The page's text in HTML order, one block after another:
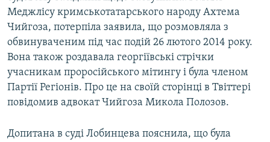
ВСЕ ЗА ДЕНЬ
СПЕЦПРОЕКТИ
ДЕПОРТАЦІЯ
ВІДЕОУРОКИ «ELIFBE»
СВІДЧЕННЯ ОКУПАЦІЇ
ІНФОГРАФІКА
ЯК ОБІЙТИ БЛОКУВАННЯ
Qırımtatar
ДОЛУЧАЙСЯ!
Меджлісу кримськотатарського народу Ахтема
Чийгоза, потерпіла заявила, що розмовляла з
обвинуваченим під час подій 26 лютого 2014 року.
Вона також роздавала георгіївські стрічки
учасникам проросійського мітингу і була членом
Партії Регіонів. Про це на своїй сторінці в Твіттері
повідомив адвокат Чийгоза Микола Полозов.
Допитана в суді Лобинцева пояснила, що була